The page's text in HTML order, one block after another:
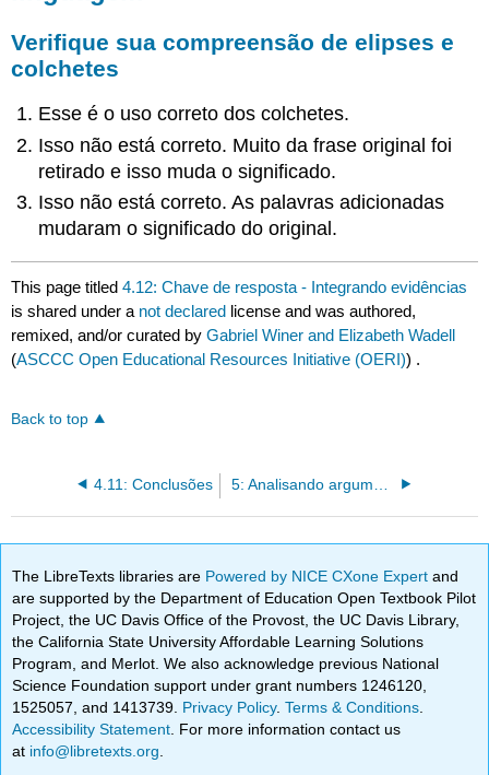
Verifique sua compreensão de elipses e
colchetes
Esse é o uso correto dos colchetes.
Isso não está correto. Muito da frase original foi
retirado e isso muda o significado.
Isso não está correto. As palavras adicionadas
mudaram o significado do original.
This page titled4.12: Chave de resposta - Integrando evidências
is shared under a not declared license and was authored,
remixed, and/or curated byGabriel Winer and Elizabeth Wadell
(ASCCC Open Educational Resources Initiative (OERI)) .
Back to top
4.11: Conclusões
The LibreTexts libraries are Powered by NICE CXone Expertand
are supported by the Department of Education Open Textbook Pilot
Project, the UC Davis Office of the Provost, the UC Davis Library,
the California State University Affordable Learning Solutions
Program, and Merlot. We also acknowledge previous National
Science Foundation support under grant numbers 1246120,
1525057, and 1413739. Privacy Policy.Terms & Conditions
Accessibility Statement . For more information contact us
at info@libretexts.org